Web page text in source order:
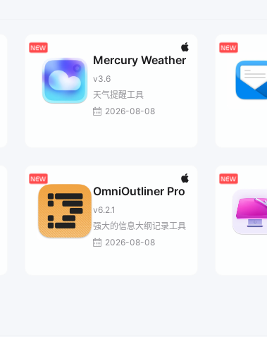
Mercury Weather
v3.6
天气提醒工具
2026-08-08
OmniOutliner Pro
v6.2.1
强大的信息大纲记录工具
2026-08-08